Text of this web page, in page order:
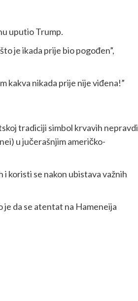
uputio Trump.
je ikada prije bio pogođen”,
kakva nikada prije nije viđena!”
tradiciji simbol krvavih nepravdi
u jučerašnjim američko-
koristi se nakon ubistava važnih
da se atentat na Hameneija